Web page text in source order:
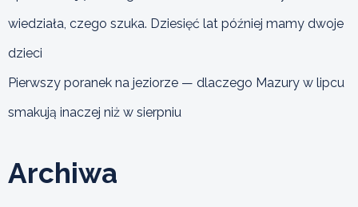
wiedziała, czego szuka. Dziesięć lat później mamy dwoje
dzieci
Pierwszy poranek na jeziorze — dlaczego Mazury w lipcu
smakują inaczej niż w sierpniu
Archiwa